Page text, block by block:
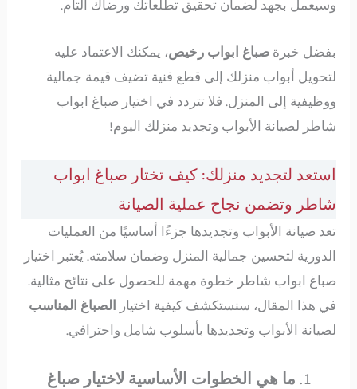
وسيعمل بجهد لضمان تحقيق تطلعاتك ورضاك التام.
بفضل خبرةصباغ ابواب رخيص، يمكنك الاعتماد عليه
لتحويل أبواب منزلك إلى قطع فنية تضيف قيمة جمالية
ووظيفية إلى المنزل. فلا تتردد في اختيار صباغ ابواب
شاطر لصيانة الأبواب وتجديد منزلك اليوم!
استعد لتجديد منزلك: كيف تختار صباغ ابواب
شاطر وتضمن نجاح عملية الصيانة
تعد صيانة الأبواب وتجديدها جزءًا أساسيًا من العمليات
الدورية لتحسين جمالية المنزل وضمان سلامته. يُعتبر اختيار
صباغ ابواب شاطر خطوة مهمة للحصول على نتائج مثالية.
في هذا المقال، سنستكشف كيفية اختيار الصباغ المناسب
لصيانة الأبواب وتجديدها بأسلوب شامل واحترافي.
ما هي الخطوات الأساسية لاختيار صباغ